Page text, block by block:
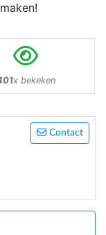
x bekeken
Contact